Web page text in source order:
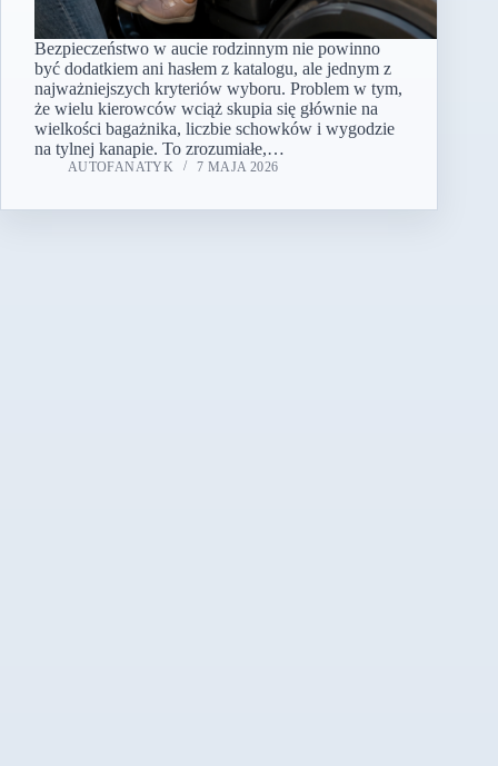
Bezpieczeństwo w aucie rodzinnym nie powinno
być dodatkiem ani hasłem z katalogu, ale jednym z
najważniejszych kryteriów wyboru. Problem w tym,
że wielu kierowców wciąż skupia się głównie na
wielkości bagażnika, liczbie schowków i wygodzie
na tylnej kanapie. To zrozumiałe,…
AUTOFANATYK 7 MAJA 2026